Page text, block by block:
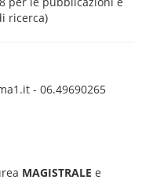
ricerca)
- 06.49690265
MAGISTRALE e